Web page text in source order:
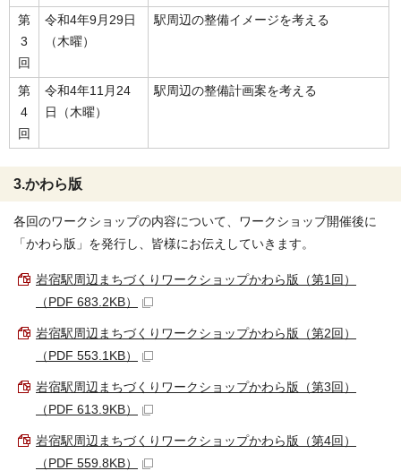
第
3
回
令和4年9月29日
（木曜）
駅周辺の整備イメージを考える
第
4
回
令和4年11月24
日（木曜）
駅周辺の整備計画案を考える
3.かわら版
各回のワークショップの内容について、ワークショップ開催後に
「かわら版」を発行し、皆様にお伝えしていきます。
岩宿駅周辺まちづくりワークショップかわら版（第1回）
（PDF 683.2KB）
岩宿駅周辺まちづくりワークショップかわら版（第2回）
（PDF 553.1KB）
岩宿駅周辺まちづくりワークショップかわら版（第3回）
（PDF 613.9KB）
岩宿駅周辺まちづくりワークショップかわら版（第4回）
（PDF 559.8KB）